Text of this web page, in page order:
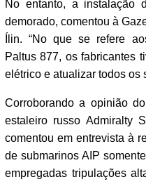
No entanto, a instalação
demorado, comentou à
Ílin. “No que se refere
Paltus 877, os fabricantes
elétrico e atualizar todos os
Corroborando a opinião
estaleiro russo Admiralty
comentou em entrevista à
de submarinos AIP
empregadas tripulações